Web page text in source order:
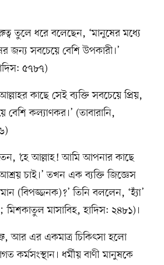
তুলে ধরে বলেছেন, ‘মানুষের মধ্যে
জন্য সবচেয়ে বেশি উপকারী।’
৫৭৮৭)
কাছে সেই ব্যক্তি সবচেয়ে প্রিয়,
বেশি কল্যাণকর।’ (তাবারানি,
‘হে আল্লাহ! আমি আপনার কাছে
চাই।’ তখন এক ব্যক্তি জিজ্ঞেস
(বিপজ্জনক)?’ তিনি বললেন, ‘হ্যাঁ’
মিশকাতুল মাসাবিহ, হাদিস: ২৪৮১)।
আর এর একমাত্র চিকিৎসা হলো
কর্মসংস্থান। ধর্মীয় বাণী মানুষকে